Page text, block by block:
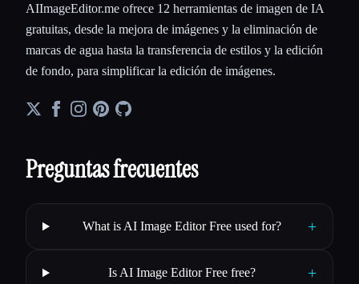
AIImageEditor.me ofrece 12 herramientas de imagen de IA
gratuitas, desde la mejora de imágenes y la eliminación de
marcas de agua hasta la transferencia de estilos y la edición
de fondo, para simplificar la edición de imágenes.
Preguntas frecuentes
What is AI Image Editor Free used for? +
Is AI Image Editor Free free? +